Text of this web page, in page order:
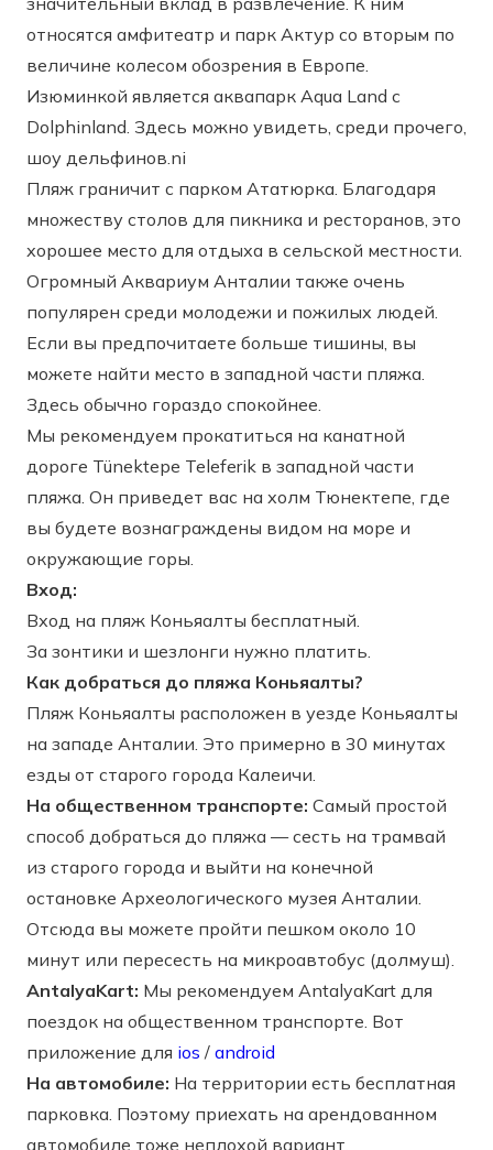
относятся амфитеатр и парк Актур со вторым по
величине колесом обозрения в Европе.
Изюминкой является аквапарк Aqua Land с
Dolphinland. Здесь можно увидеть, среди прочего,
шоу дельфинов.ni
Пляж граничит с парком Ататюрка. Благодаря
множеству столов для пикника и ресторанов, это
хорошее место для отдыха в сельской местности.
Огромный Аквариум Анталии также очень
популярен среди молодежи и пожилых людей.
Если вы предпочитаете больше тишины, вы
можете найти место в западной части пляжа.
Здесь обычно гораздо спокойнее.
Мы рекомендуем прокатиться на канатной
дороге Tünektepe Teleferik в западной части
пляжа. Он приведет вас на холм Тюнектепе, где
вы будете вознаграждены видом на море и
окружающие горы.
Вход:
Вход на пляж Коньяалты бесплатный.
За зонтики и шезлонги нужно платить.
Как добраться до пляжа Коньяалты?
Пляж Коньяалты расположен в уезде Коньяалты
на западе Анталии. Это примерно в 30 минутах
езды от старого города Калеичи.
На общественном транспорте: Самый простой
способ добраться до пляжа — сесть на трамвай
из старого города и выйти на конечной
остановке Археологического музея Анталии.
Отсюда вы можете пройти пешком около 10
минут или пересесть на микроавтобус (долмуш).
AntalyaKart: Мы рекомендуем AntalyaKart для
поездок на общественном транспорте. Вот
приложение для ios / android
На автомобиле: На территории есть бесплатная
парковка. Поэтому приехать на арендованном
автомобиле тоже неплохой вариант.